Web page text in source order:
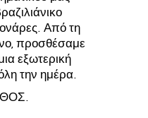
Από τη
προσθέσαμε
εξωτερική
την ημέρα.